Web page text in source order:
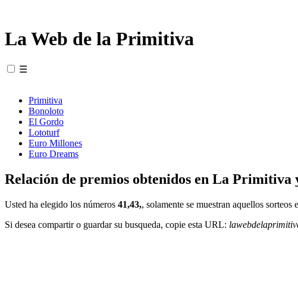
La Web de la Primitiva
☰
Primitiva
Bonoloto
El Gordo
Lototurf
Euro Millones
Euro Dreams
Relación de premios obtenidos en La Primitiva
Usted ha elegido los números 41,43,, solamente se muestran aquellos sorteos
Si desea compartir o guardar su busqueda, copie esta URL: